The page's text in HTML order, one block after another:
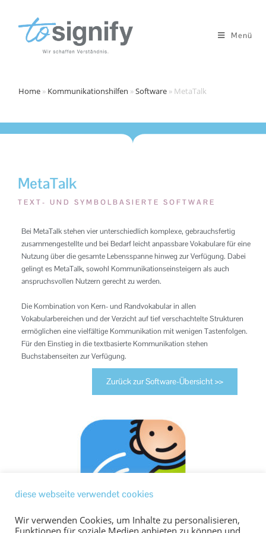
Menü
Home » Kommunikationshilfen »Software » MetaTalk
MetaTalk
TEXT- UND SYMBOLBASIERTE SOFTWARE
Bei MetaTalk stehen vier unterschiedlich komplexe, gebrauchsfertig
zusammengestellte und bei Bedarf leicht anpassbare Vokabulare für eine
Nutzung über die gesamte Lebensspanne hinweg zur Verfügung. Dabei
gelingt es MetaTalk, sowohl Kommunikationseinsteigern als auch
anspruchsvollen Nutzern gerecht zu werden.
Die Kombination von Kern- und Randvokabular in allen
Vokabularbereichen und der Verzicht auf tief verschachtelte Strukturen
ermöglichen eine vielfältige Kommunikation mit wenigen Tastenfolgen.
Für den Einstieg in die textbasierte Kommunikation stehen
Buchstabenseiten zur Verfügung.
Zurück zur Software-Übersicht >>
diese webseite verwendet cookies
Wir verwenden Cookies, um Inhalte zu personalisieren,
Funktionen für soziale Medien anbieten zu können und